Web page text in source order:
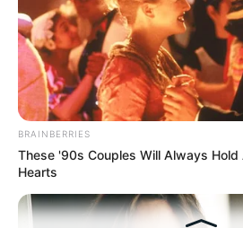
BRAINBERRIES
These '90s Couples Will Always Hold
Hearts